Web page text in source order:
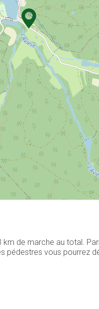
de marche au total.
pédestres vous pourrez